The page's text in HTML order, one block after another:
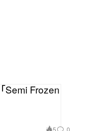
Semi Frozen
5 0